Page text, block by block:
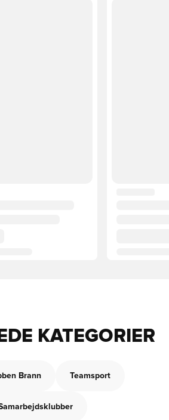
KATEGORIER
Brann Teamsport